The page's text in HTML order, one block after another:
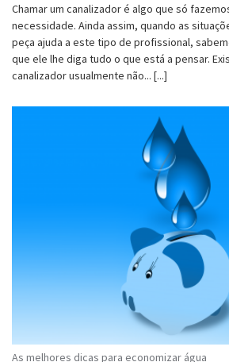
Chamar um canalizador é algo que só
necessidade. Ainda assim, quando as
peça ajuda a este tipo de profissional,
que ele lhe diga tudo o que está a pensar.
canalizador usualmente não... [...]
As melhores dicas para economizar água